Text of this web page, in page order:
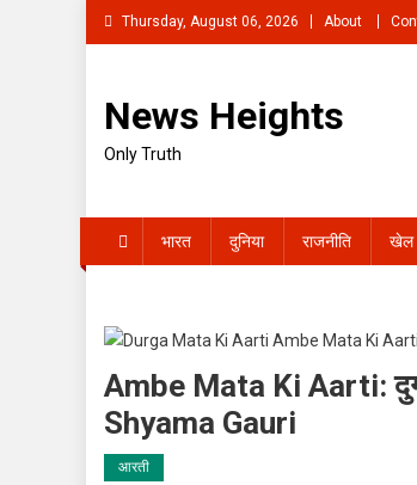
Skip
to
Thursday, August 06, 2026 About
News Heights
Only Truth
भारत दुनिया राजनीति खेल
Ambe Mata Ki Aarti:
Shyama Gauri
आरती